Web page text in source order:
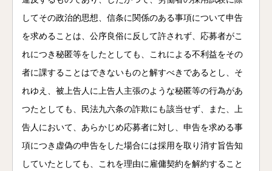
してその政治的思想、信条に関係のある事項について申告
を求めることは、公序良俗に反して許されず、応募者がこ
れにつき秘匿等をしたとしても、これによる不利益をその
者に課することはできないものと解すべきであるとし、そ
れゆえ、被上告人に上告人主張のような秘匿等の行為があ
つたとしても、民法九六条の詐欺にも該当せず、また、上
告人において、あらかじめ応募者に対し、申告を求める事
項につき虚偽の申告をした場合には採用を取り消す旨告知
していたとしても、これを理由に雇傭契約を解約すること